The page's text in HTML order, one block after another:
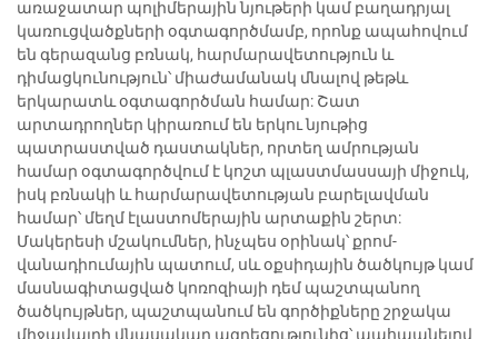
առաջատար պոլիմերային նյութերի կամ բաղադրյալ
կառուցվածքների օգտագործմամբ, որոնք ապահովում
են գերազանց բռնակ, հարմարավետություն և
դիմացկունություն՝ միաժամանակ մնալով թեթև
երկարատև օգտագործման համար: Շատ
արտադրողներ կիրառում են երկու նյութից
պատրաստված դաստակներ, որտեղ ամրության
համար օգտագործվում է կոշտ պլաստմասսայի միջուկ,
իսկ բռնակի և հարմարավետության բարելավման
համար՝ մեղմ էլաստոմերային արտաքին շերտ:
Մակերեսի մշակումներ, ինչպես օրինակ՝ քրոմ-
վանադիումային պատում, սև օքսիդային ծածկույթ կամ
մասնագիտացված կոռոզիայի դեմ պաշտպանող
ծածկույթներ, պաշտպանում են գործիքները շրջակա
միջավայրի վնասակար ազդեցությունից՝ պահպանելով